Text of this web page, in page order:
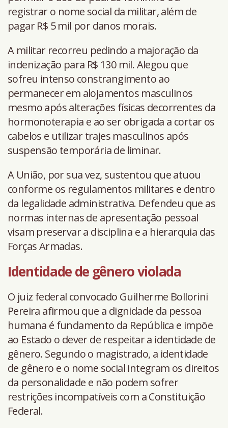
registrar o nome social da militar, além de
pagar R$ 5 mil por danos morais.
A militar recorreu pedindo a majoração da
indenização para R$ 130 mil. Alegou que
sofreu intenso constrangimento ao
permanecer em alojamentos masculinos
mesmo após alterações físicas decorrentes da
hormonoterapia e ao ser obrigada a cortar os
cabelos e utilizar trajes masculinos após
suspensão temporária de liminar.
A União, por sua vez, sustentou que atuou
conforme os regulamentos militares e dentro
da legalidade administrativa. Defendeu que as
normas internas de apresentação pessoal
visam preservar a disciplina e a hierarquia das
Forças Armadas.
Identidade de gênero violada
O juiz federal convocado Guilherme Bollorini
Pereira afirmou que a dignidade da pessoa
humana é fundamento da República e impõe
ao Estado o dever de respeitar a identidade de
gênero. Segundo o magistrado, a identidade
de gênero e o nome social integram os direitos
da personalidade e não podem sofrer
restrições incompatíveis com a Constituição
Federal.